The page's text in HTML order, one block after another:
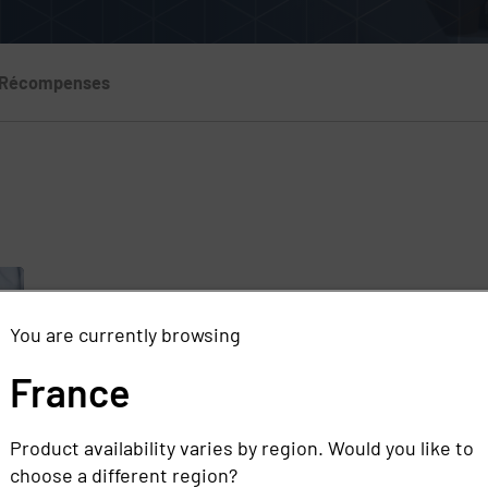
You are currently browsing
France
Product availability varies by region. Would you like to
choose a different region?